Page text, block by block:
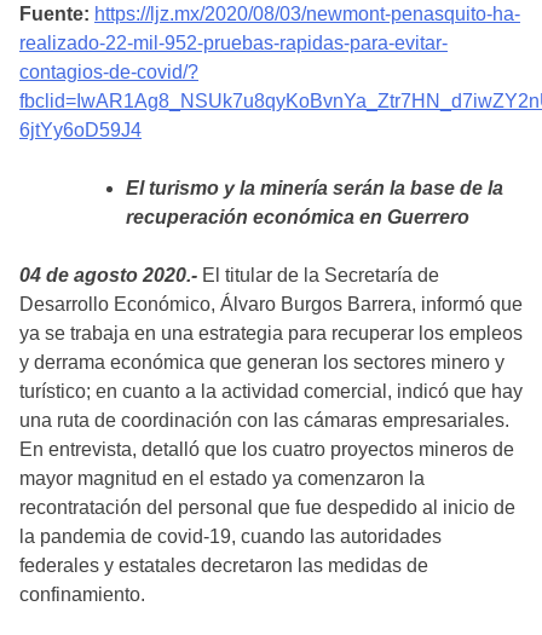
Fuente: https://ljz.mx/2020/08/03/newmont-penasquito-ha-
realizado-22-mil-952-pruebas-rapidas-para-evitar-
contagios-de-covid/?
6jtYy6oD59J4
El turismo y la minería serán la base de la
recuperación económica en Guerrero
04 de agosto 2020.- El titular de la Secretaría de
Desarrollo Económico, Álvaro Burgos Barrera, informó que
ya se trabaja en una estrategia para recuperar los empleos
y derrama económica que generan los sectores minero y
turístico; en cuanto a la actividad comercial, indicó que hay
una ruta de coordinación con las cámaras empresariales.
En entrevista, detalló que los cuatro proyectos mineros de
mayor magnitud en el estado ya comenzaron la
recontratación del personal que fue despedido al inicio de
la pandemia de covid-19, cuando las autoridades
federales y estatales decretaron las medidas de
confinamiento.